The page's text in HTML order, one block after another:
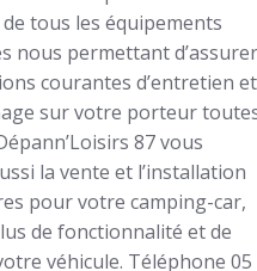
tous les équipements
nous permettant d’assurer
courantes d’entretien et
sur votre porteur
87 vous
la vente et l’installation
pour votre camping-car,
de fonctionnalité et de
véhicule. Téléphone 05